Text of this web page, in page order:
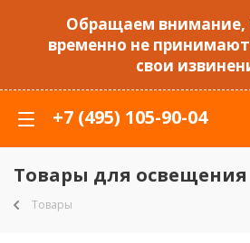
Обращаем внимание,
временно не
свои
+7 (495) 105-90-04
Товары для
Товары